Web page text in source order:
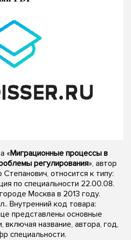
«Миграционные процессы в
регулирования», автор
относится к типу:
по специальности 22.00.08.
Москва в 2013 году.
Внутренний код товара:
представлены основные
включая название, автора, год,
специальности.